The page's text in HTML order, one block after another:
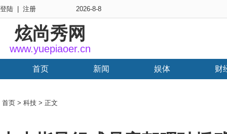
登陆 注册 2026-8-8
炫尚秀网
www.yuepiaoer.cn
首页 新闻 娱体 财
首页 > 科技 > 正文